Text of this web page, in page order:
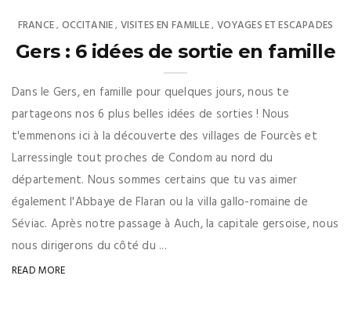
FRANCE, OCCITANIE, VISITES EN FAMILLE, VOYAGES ET ESCAPADES
Gers : 6 idées de sortie en famille
Dans le Gers, en famille pour quelques jours, nous te
partageons nos 6 plus belles idées de sorties ! Nous
t'emmenons ici à la découverte des villages de Fourcès et
Larressingle tout proches de Condom au nord du
département. Nous sommes certains que tu vas aimer
également l'Abbaye de Flaran ou la villa gallo-romaine de
Séviac. Après notre passage à Auch, la capitale gersoise, nous
nous dirigerons du côté du ...
READ MORE